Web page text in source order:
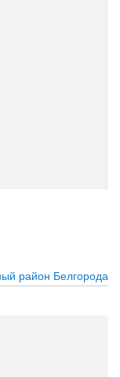
район Белгорода